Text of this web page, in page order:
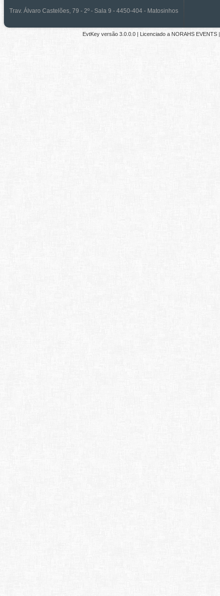
Trav. Álvaro Castelões, 79 - 2º - Sala 9 - 4450-404 - Matosinhos
EvtKey versão 3.0.0.0| Licenciado a NORAHS EVENTS